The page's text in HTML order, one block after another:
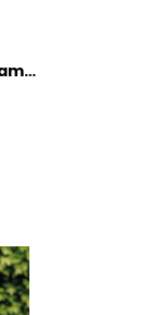
E-Book Miss Doodle H1024 Damentop Merlin